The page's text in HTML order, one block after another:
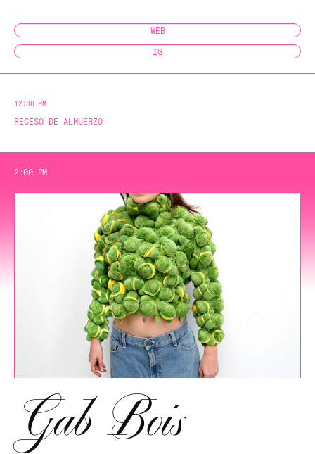
WEB
IG
12:30 PM
RECESO DE ALMUERZO
2:00 PM
Gab Bois